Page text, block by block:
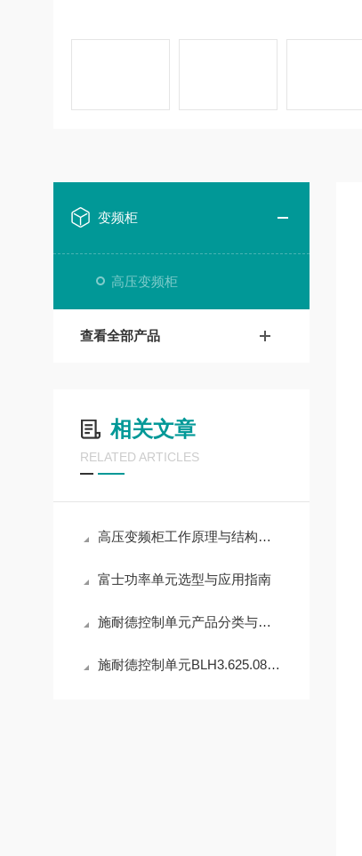
变频柜
高压变频柜
查看全部产品
相关文章
RELATED ARTICLES
高压变频柜工作原理与结构介绍
富士功率单元选型与应用指南
施耐德控制单元产品分类与核心功能
施耐德控制单元BLH3.625.089B的功能与应用解析